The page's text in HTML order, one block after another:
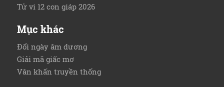
Tử vi 12 con giáp 2026
Mục khác
Đổi ngày âm dương
Giải mã giấc mơ
Văn khấn truyền thống